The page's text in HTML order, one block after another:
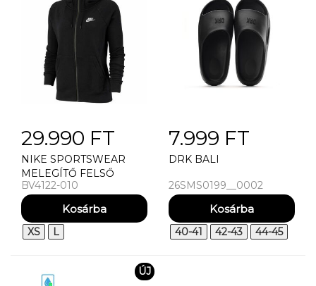
29.990 FT
NIKE SPORTSWEAR
MELEGÍTŐ FELSŐ
WMNS
BV4122-010
XS L
7.999 FT
DRK BALI
26SMS0199__0002
40-41 42-43 44-45
ÚJ